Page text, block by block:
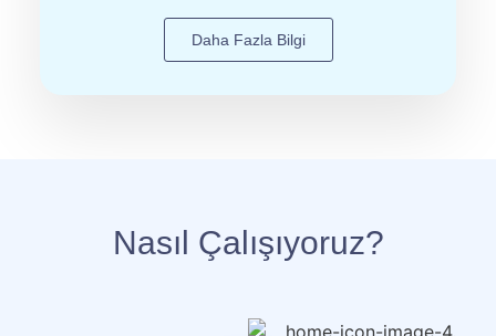
Daha Fazla Bilgi
Nasıl Çalışıyoruz?